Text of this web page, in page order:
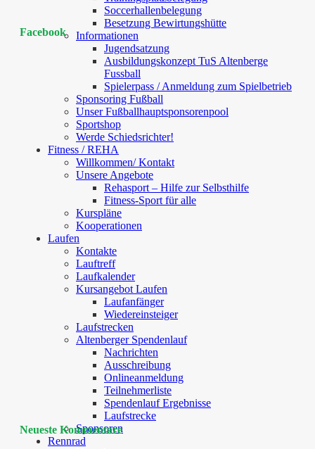
Soccerhallenbelegung
Besetzung Bewirtungshütte
Informationen
Jugendsatzung
Ausbildungskonzept TuS Altenberge
Fussball
Spielerpass / Anmeldung zum Spielbetrieb
Sponsoring Fußball
Unser Fußballhauptsponsorenpool
Sportshop
Werde Schiedsrichter!
Fitness / REHA
Willkommen/ Kontakt
Unsere Angebote
Rehasport – Hilfe zur Selbsthilfe
Fitness-Sport für alle
Kurspläne
Kooperationen
Laufen
Kontakte
Lauftreff
Laufkalender
Kursangebot Laufen
Laufanfänger
Wiedereinsteiger
Laufstrecken
Altenberger Spendenlauf
Nachrichten
Ausschreibung
Onlineanmeldung
Teilnehmerliste
Spendenlauf Ergebnisse
Laufstrecke
Sponsoren
Rennrad
Facebook
Neueste Kommentare